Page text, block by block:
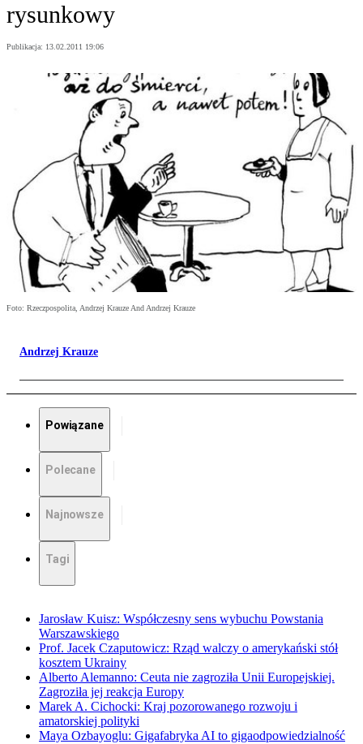
rysunkowy
Publikacja: 13.02.2011 19:06
Foto: Rzeczpospolita, Andrzej Krauze And Andrzej Krauze
Andrzej Krauze
Powiązane
Polecane
Najnowsze
Tagi
Jarosław Kuisz: Współczesny sens wybuchu Powstania
Warszawskiego
Prof. Jacek Czaputowicz: Rząd walczy o amerykański stół
kosztem Ukrainy
Alberto Alemanno: Ceuta nie zagroziła Unii Europejskiej.
Zagroziła jej reakcja Europy
Marek A. Cichocki: Kraj pozorowanego rozwoju i
amatorskiej polityki
Maya Ozbayoglu: Gigafabryka AI to gigaodpowiedzialność